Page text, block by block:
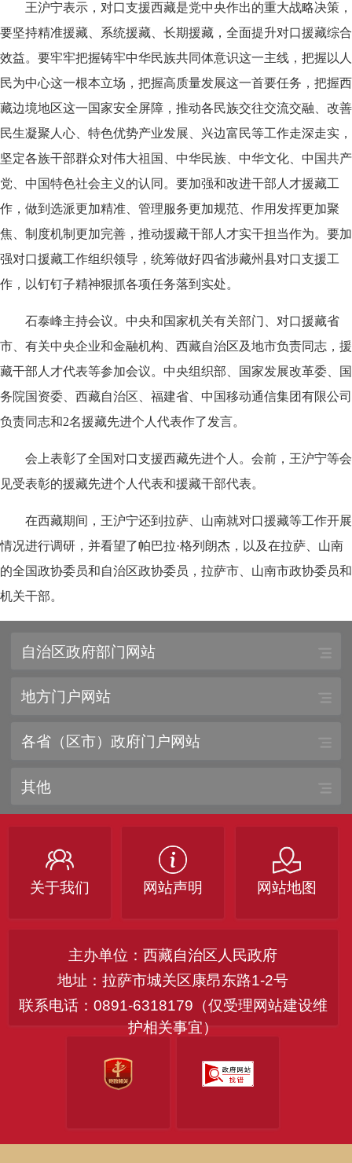
王沪宁表示，对口支援西藏是党中央作出的重大战略决策，
要坚持精准援藏、系统援藏、长期援藏，全面提升对口援藏综合
效益。要牢牢把握铸牢中华民族共同体意识这一主线，把握以人
民为中心这一根本立场，把握高质量发展这一首要任务，把握西
藏边境地区这一国家安全屏障，推动各民族交往交流交融、改善
民生凝聚人心、特色优势产业发展、兴边富民等工作走深走实，
坚定各族干部群众对伟大祖国、中华民族、中华文化、中国共产
党、中国特色社会主义的认同。要加强和改进干部人才援藏工
作，做到选派更加精准、管理服务更加规范、作用发挥更加聚
焦、制度机制更加完善，推动援藏干部人才实干担当作为。要加
强对口援藏工作组织领导，统筹做好四省涉藏州县对口支援工
作，以钉钉子精神狠抓各项任务落到实处。
石泰峰主持会议。中央和国家机关有关部门、对口援藏省
市、有关中央企业和金融机构、西藏自治区及地市负责同志，援
藏干部人才代表等参加会议。中央组织部、国家发展改革委、国
务院国资委、西藏自治区、福建省、中国移动通信集团有限公司
负责同志和2名援藏先进个人代表作了发言。
会上表彰了全国对口支援西藏先进个人。会前，王沪宁等会
见受表彰的援藏先进个人代表和援藏干部代表。
在西藏期间，王沪宁还到拉萨、山南就对口援藏等工作开展
情况进行调研，并看望了帕巴拉·格列朗杰，以及在拉萨、山南
的全国政协委员和自治区政协委员，拉萨市、山南市政协委员和
机关干部。
自治区政府部门网站
地方门户网站
各省（区市）政府门户网站
其他
关于我们 网站声明 网站地图
主办单位：西藏自治区人民政府
地址：拉萨市城关区康昂东路1-2号
联系电话：0891-6318179（仅受理网站建设维
护相关事宜）